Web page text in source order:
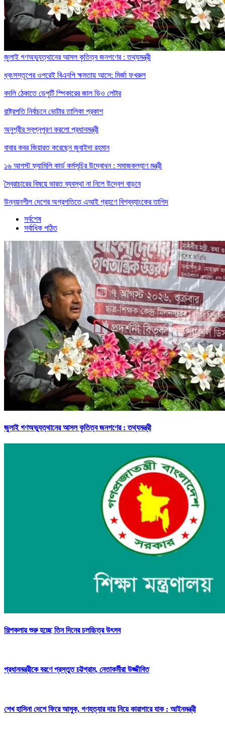
জুলাই গণঅভ্যুত্থানের আসল কৃতিত্ব জনগণের : তথ্যমন্ত্রী
ধ্বংসস্তূপের ওপরেই বিএনপি ক্ষমতায় আসে: মির্জা ফখরুল
বদলি ঠেকাতে ডেপুটি স্পিকারের জাল ডিও লেটার
রাষ্ট্রপতি নির্বাচনে ভোটার তালিকা প্রকাশ
অনুশ্রীর স্বপ্নপূরণ করলো প্রধানমন্ত্রী
বাবার কবর জিয়ারত করেছেন জুবাইদা রহমান
১৬ আগস্ট ফ্যামিলি কার্ড কর্মসূচির উদ্বোধন : সমাজকল্যাণ মন্ত্রী
স্বৈরাচারের বিষয়ে ভারত ব্যবস্থা না নিলে উদ্বেগ বাড়বে
উন্নয়নশীল দেশের অগ্রগতিতে এআই গ্রহণে বিশ্বব্যাংকের তাগিদ
সর্বশেষ
সর্বাধিক পঠিত
জুলাই গণঅভ্যুত্থানের আসল কৃতিত্ব জনগণের : তথ্যমন্ত্রী
শিল্পকলায় শুরু হচ্ছে তিন দিনের চলচ্চিত্র উৎসব
প্রধানমন্ত্রীকে বরণে প্রস্তুত চট্টগ্রাম, নেতাকর্মীরা উজ্জীবিত
শেখ হাসিনা দেশে ফিরে আসুক, গণহত্যার দায় নিয়ে কারাগারে যাক : আইনমন্ত্রী